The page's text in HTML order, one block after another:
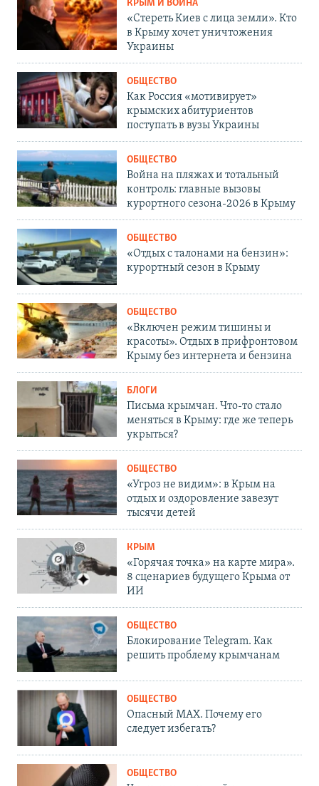
КРЫМ И ВОЙНА
«Стереть Киев с лица земли». Кто
в Крыму хочет уничтожения
Украины
ОБЩЕСТВО
Как Россия «мотивирует»
крымских абитуриентов
поступать в вузы Украины
ОБЩЕСТВО
Война на пляжах и тотальный
контроль: главные вызовы
курортного сезона-2026 в Крыму
ОБЩЕСТВО
«Отдых с талонами на бензин»:
курортный сезон в Крыму
ОБЩЕСТВО
«Включен режим тишины и
красоты». Отдых в прифронтовом
Крыму без интернета и бензина
БЛОГИ
Письма крымчан. Что-то стало
меняться в Крыму: где же теперь
укрыться?
ОБЩЕСТВО
«Угроз не видим»: в Крым на
отдых и оздоровление завезут
тысячи детей
КРЫМ
«Горячая точка» на карте мира».
8 сценариев будущего Крыма от
ИИ
ОБЩЕСТВО
Блокирование Telegram. Как
решить проблему крымчанам
ОБЩЕСТВО
Опасный MAX. Почему его
следует избегать?
ОБЩЕСТВО